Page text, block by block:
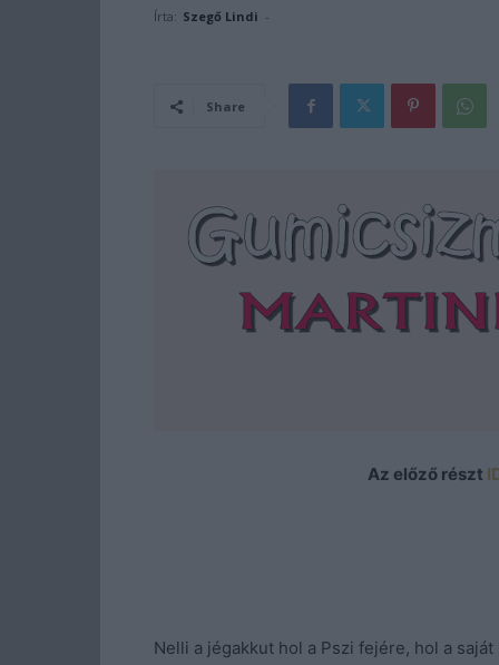
Írta: Szegő Lindi -
Share
Az előző részt
Nelli a jégakkut hol a Pszi fejére, hol a